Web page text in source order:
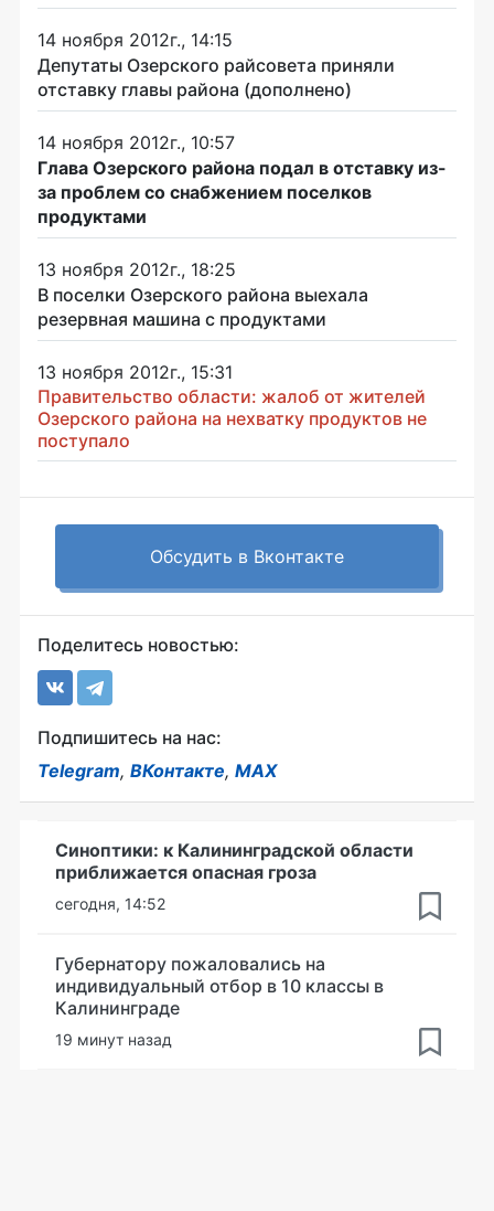
14 ноября 2012г., 14:15
Депутаты Озерского райсовета приняли
отставку главы района (дополнено)
14 ноября 2012г., 10:57
Глава Озерского района подал в отставку из-
за проблем со снабжением поселков
продуктами
13 ноября 2012г., 18:25
В поселки Озерского района выехала
резервная машина с продуктами
13 ноября 2012г., 15:31
Правительство области: жалоб от жителей
Озерского района на нехватку продуктов не
поступало
Обсудить в Вконтакте
Поделитесь новостью:
Подпишитесь на нас:
Telegram, ВКонтакте, MAX
Синоптики: к Калининградской области
приближается опасная гроза
сегодня, 14:52
Губернатору пожаловались на
индивидуальный отбор в 10 классы в
Калининграде
19 минут назад